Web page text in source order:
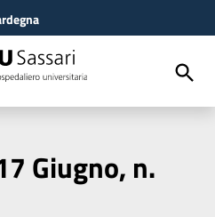
Giugno, n.